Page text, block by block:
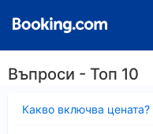
Въпроси - Топ 10
Какво включва цената?